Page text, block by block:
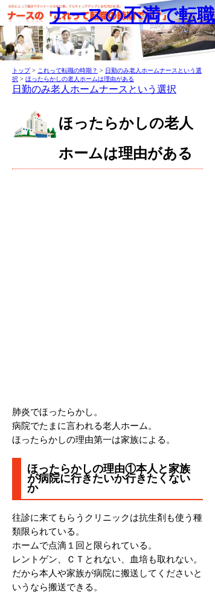
ナースの不満で転職
トップ> これって転職の時期？ > 日勤のみ老人ホームナースという選
択 > ほったらかしの老人ホームは理由がある
日勤のみ老人ホームナースという選択
ほったらかしの老人
ホームは理由がある
肺炎でほったらかし。
病院でたまに言われる老人ホーム。
ほったらかしの理由第一は家族による。
ほったらかしの理由①本人と家族
が病院に行きたいか行きたくない
か
往診に来てもらうクリニックは抗生剤も使う種
類限られている。
ホームで点滴１回と限られている。
レントゲン、ＣＴとれない、血培も取れない。
だから本人や家族が病院に搬送してくださいと
いうなら搬送できる。